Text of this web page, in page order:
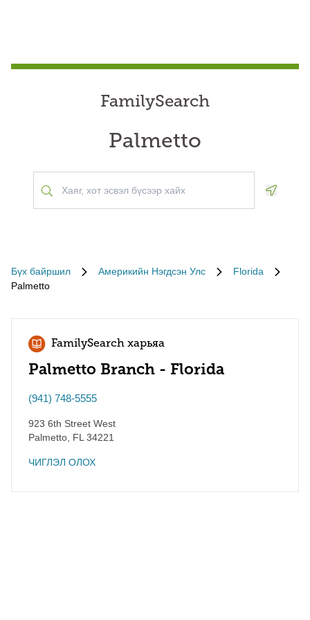
FamilySearch
Palmetto
Бүх байршил Америкийн Нэгдсэн Улс
Florida
Palmetto
FamilySearch харьяа
Palmetto Branch - Florida
(941) 748-5555
923 6th Street West
Palmetto FL 34221
ЧИГЛЭЛ ОЛОХ